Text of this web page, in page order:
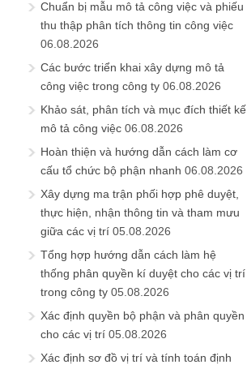
Chuẩn bị mẫu mô tả công việc và phiếu
thu thập phân tích thông tin công việc
06.08.2026
Các bước triển khai xây dựng mô tả
công việc trong công ty 06.08.2026
Khảo sát, phân tích và mục đích thiết kế
mô tả công việc 06.08.2026
Hoàn thiện và hướng dẫn cách làm cơ
cấu tổ chức bộ phận nhanh 06.08.2026
Xây dựng ma trận phối hợp phê duyệt,
thực hiện, nhận thông tin và tham mưu
giữa các vị trí 05.08.2026
Tổng hợp hướng dẫn cách làm hệ
thống phân quyền kí duyệt cho các vị trí
trong công ty 05.08.2026
Xác định quyền bộ phận và phân quyền
cho các vị trí 05.08.2026
Xác định sơ đồ vị trí và tính toán định